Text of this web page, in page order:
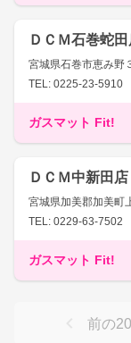
ＤＣＭ石巻蛇
宮城県石巻市恵み野
TEL: 0225-23-5910
ガスマット Fit!
ＤＣＭ中新田店
宮城県加美郡加美町
TEL: 0229-63-7502
ガスマット Fit!
前の20